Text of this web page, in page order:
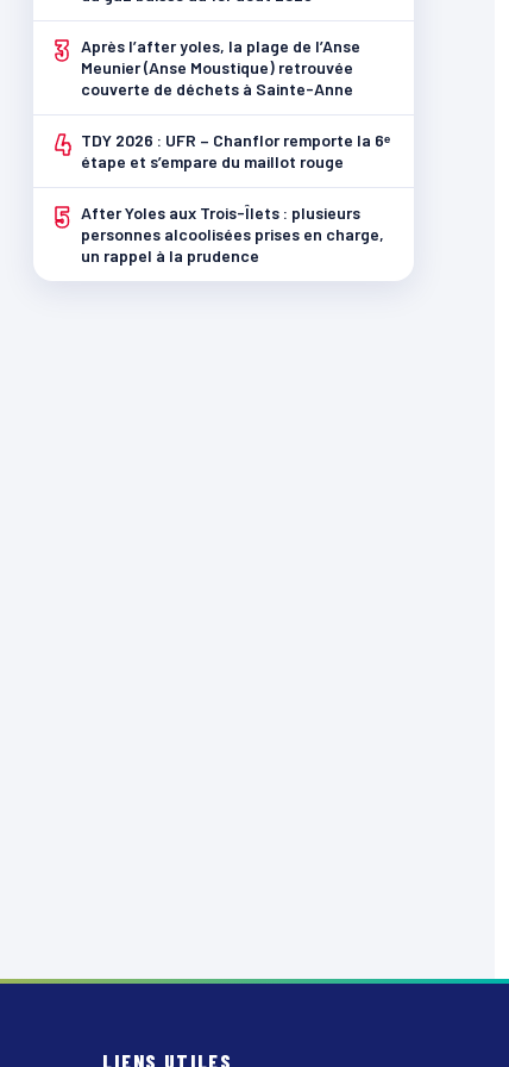
3 Après l’after yoles, la plage de l’Anse
Meunier (Anse Moustique) retrouvée
couverte de déchets à Sainte-Anne
4 TDY 2026 : UFR – Chanflor remporte la 6ᵉ
étape et s’empare du maillot rouge
5 After Yoles aux Trois-Îlets : plusieurs
personnes alcoolisées prises en charge,
un rappel à la prudence
LIENS UTILES